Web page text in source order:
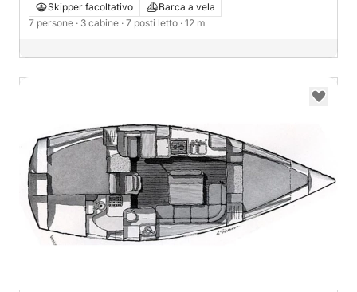
Skipper facoltativo
Barca a vela
7 persone · 3 cabine · 7 posti letto · 12 m